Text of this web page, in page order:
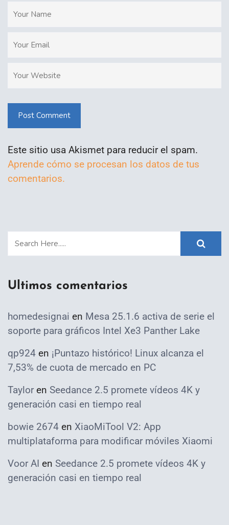
Post Comment
Este sitio usa Akismet para reducir el spam.
Aprende cómo se procesan los datos de tus
comentarios.
Ultimos comentarios
homedesignai en Mesa 25.1.6 activa de serie el
soporte para gráficos Intel Xe3 Panther Lake
qp924 en ¡Puntazo histórico! Linux alcanza el
7,53% de cuota de mercado en PC
Taylor en Seedance 2.5 promete vídeos 4K y
generación casi en tiempo real
bowie 2674 en XiaoMiTool V2: App
multiplataforma para modificar móviles Xiaomi
Voor AI en Seedance 2.5 promete vídeos 4K y
generación casi en tiempo real